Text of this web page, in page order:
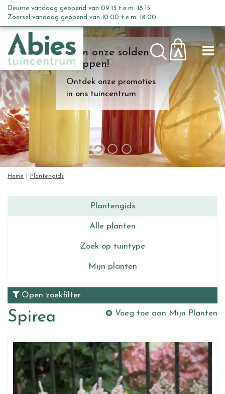
n
c
o
n
t
e
n
t
Kom onze solden
shoppen!
Ontdek onze promoties
in ons tuincentrum.
Home Plantengids
Deurne vandaag geopend van 09:15 t.e.m. 18:15
Zoersel vandaag geopend van 10:00 t.e.m. 18:00
Plantengids
Alle planten
Zoek op tuintype
Mijn planten
Open zoekfilter
Spirea Voeg toe aan Mijn Planten